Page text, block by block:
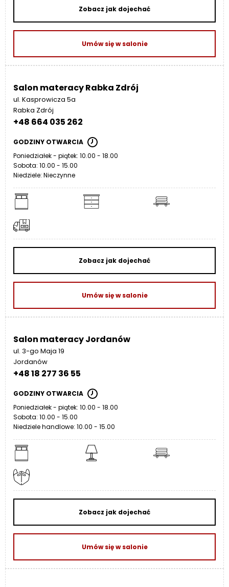
Zobacz jak dojechać
Umów się w salonie
Salon materacy Rabka Zdrój
ul. Kasprowicza 5a
Rabka Zdrój
+48 664 035 262
GODZINY OTWARCIA
Poniedziałek - piątek: 10.00 - 18.00
Sobota: 10.00 - 15.00
Niedziele: Nieczynne
Zobacz jak dojechać
Umów się w salonie
Salon materacy Jordanów
ul. 3-go Maja 19
Jordanów
+48 18 277 36 55
GODZINY OTWARCIA
Poniedziałek - piątek: 10.00 - 18.00
Sobota: 10.00 - 15.00
Niedziele handlowe: 10.00 - 15.00
Zobacz jak dojechać
Umów się w salonie